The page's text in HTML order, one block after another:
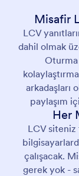
Misafir
LCV
dahil olmak
Oturma
arkadaşları
paylaşım
Her
LCV
çalışacak.
gerek yok -